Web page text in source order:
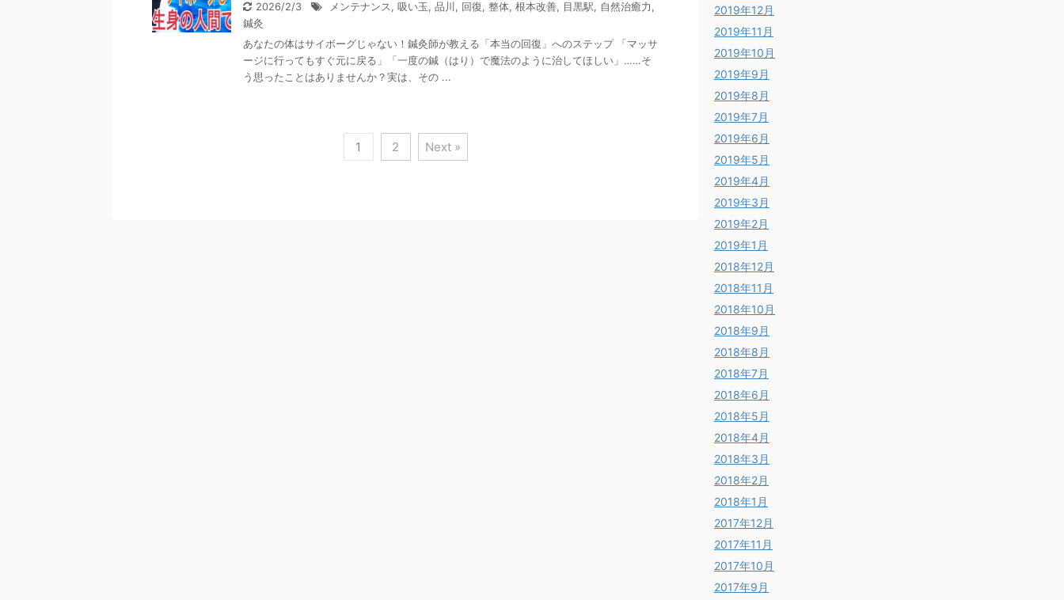
2026/2/3 メンテナンス, 吸い玉, 品川 , 回復, 整体, 根本改善, 目黒駅, 自然治癒力 ,
鍼灸
あなたの体はサイボーグじゃない！鍼灸師が教える「本当の回復」へのステップ 「マッサ
ージに行ってもすぐ元に戻る」「一度の鍼（はり）で魔法のように治してほしい」……そ
う思ったことはありませんか？実は、その ...
1 2 Next »
2019年12月
2019年11月
2019年10月
2019年9月
2019年8月
2019年7月
2019年6月
2019年5月
2019年4月
2019年3月
2019年2月
2019年1月
2018年12月
2018年11月
2018年10月
2018年9月
2018年8月
2018年7月
2018年6月
2018年5月
2018年4月
2018年3月
2018年2月
2018年1月
2017年12月
2017年11月
2017年10月
2017年9月